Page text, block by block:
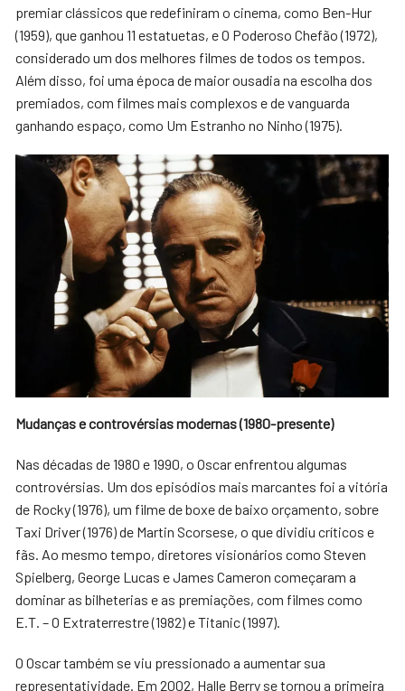
premiar clássicos que redefiniram o cinema, como Ben-Hur
(1959), que ganhou 11 estatuetas, e O Poderoso Chefão (1972),
considerado um dos melhores filmes de todos os tempos.
Além disso, foi uma época de maior ousadia na escolha dos
premiados, com filmes mais complexos e de vanguarda
ganhando espaço, como Um Estranho no Ninho (1975).
Mudanças e controvérsias modernas (1980-presente)
Nas décadas de 1980 e 1990, o Oscar enfrentou algumas
controvérsias. Um dos episódios mais marcantes foi a vitória
de Rocky (1976), um filme de boxe de baixo orçamento, sobre
Taxi Driver (1976) de Martin Scorsese, o que dividiu críticos e
fãs. Ao mesmo tempo, diretores visionários como Steven
Spielberg, George Lucas e James Cameron começaram a
dominar as bilheterias e as premiações, com filmes como
E.T. – O Extraterrestre (1982) e Titanic (1997).
O Oscar também se viu pressionado a aumentar sua
representatividade. Em 2002, Halle Berry se tornou a primeira